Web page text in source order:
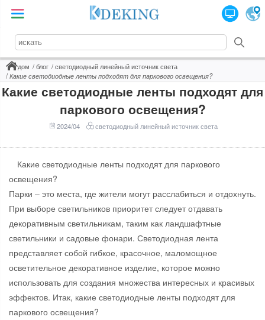
дом блог
светодиодный линейный источник света
Какие светодиодные ленты подходят для паркового освещения?
Какие светодиодные ленты подходят для
паркового освещения?
2024/04 светодиодный линейный источник света
Какие светодиодные ленты подходят для паркового
освещения?
Парки – это места, где жители могут расслабиться и отдохнуть.
При выборе светильников приоритет следует отдавать
декоративным светильникам, таким как ландшафтные
светильники и садовые фонари. Светодиодная лента
представляет собой гибкое, красочное, маломощное
осветительное декоративное изделие, которое можно
использовать для создания множества интересных и красивых
эффектов. Итак, какие светодиодные ленты подходят для
паркового освещения?